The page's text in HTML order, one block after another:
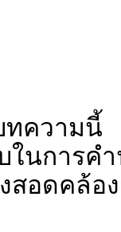
ทความ
บในก
ดคล้อง